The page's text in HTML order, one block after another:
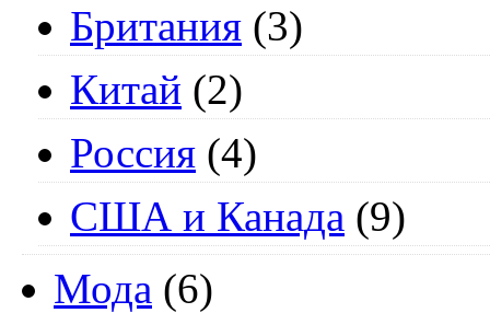
Британия (3)
Китай (2)
Россия (4)
США и Канада (9)
Мода (6)